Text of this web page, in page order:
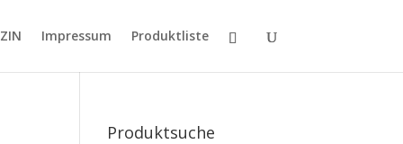
Impressum Produktliste
Produktsuche